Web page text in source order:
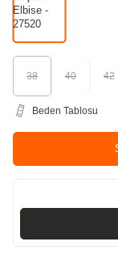
38 40 42
Beden Tablosu